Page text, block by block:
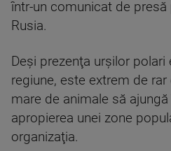
într-un comunicat de presă
Rusia.
Deşi prezenţa urşilor
regiune, este extrem de
mare de animale să
apropierea unei zone
organizaţia.